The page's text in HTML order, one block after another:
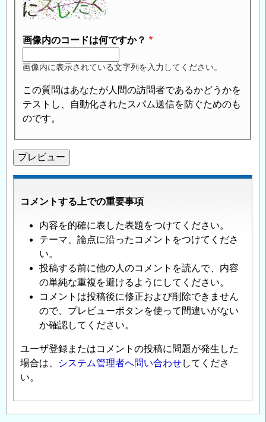
画像内のコードは何ですか？
画像内に表示されている文字列を入力してください。
この質問はあなたが人間の訪問者であるかどうかを
テストし、自動化されたスパム送信を防ぐためのも
のです。
コメントする上での重要事項
内容を的確に表した表題をつけてください。
テーマ、論点に沿ったコメントをつけてくださ
い。
投稿する前に他の人のコメントを読んで、内容
の単純な重複を避けるようにしてください。
コメントは投稿後に修正および削除できません
ので、プレビューボタンを使って間違いがない
か確認してください。
ユーザ登録またはコメントの投稿に問題が発生した
場合は、
システム管理者へ問い合わせしてくださ
い。